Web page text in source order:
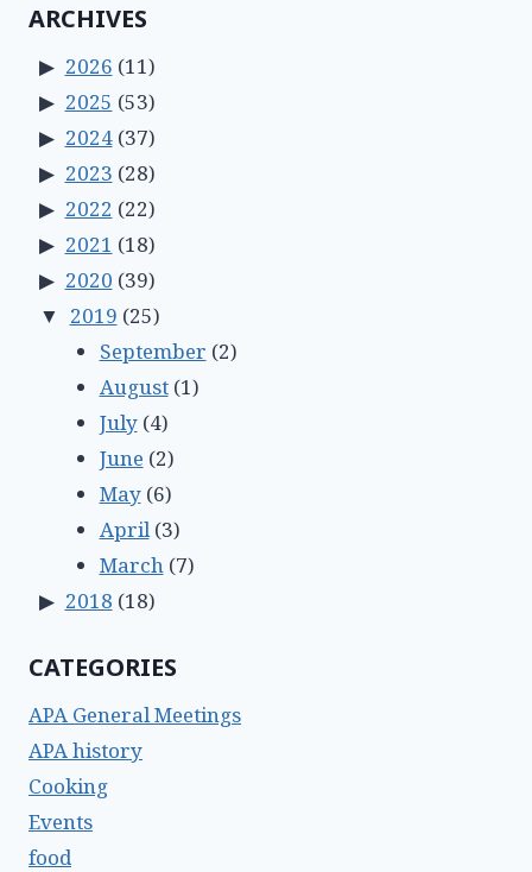
ARCHIVES
2026 (11)
2025 (53)
2024(37)
2023 (28)
2022 (22)
2021 (18)
2020 (39)
2019 (25)
September (2)
August(1)
July(4)
June (2)
May(6)
April(3)
March(7)
2018 (18)
CATEGORIES
APA General Meetings
APA history
Cooking
Events
food